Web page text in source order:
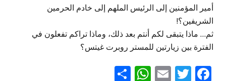
أمير المؤمنين إلى الرئيس الملهم إلى خادم الحرمين
الشريفين؟!
ثم… ماذا يتبقى لكم أنتم بعد ذلك، وماذا تراكم تفعلون في
الفترة بين زيارتين للمستر روبرت غيتس؟
Facebook
Twitter
Email
WhatsApp